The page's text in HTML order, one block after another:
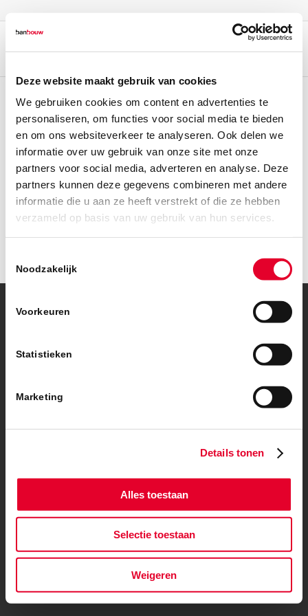
Deze website maakt gebruik van cookies
We gebruiken cookies om content en advertenties te
personaliseren, om functies voor social media te bieden
en om ons websiteverkeer te analyseren. Ook delen we
informatie over uw gebruik van onze site met onze
partners voor social media, adverteren en analyse. Deze
partners kunnen deze gegevens combineren met andere
informatie die u aan ze heeft verstrekt of die ze hebben
verzameld op basis van uw gebruik van hun services.
Noodzakelijk
Voorkeuren
Statistieken
Marketing
Details tonen
Alles toestaan
Selectie toestaan
Weigeren
Algemene